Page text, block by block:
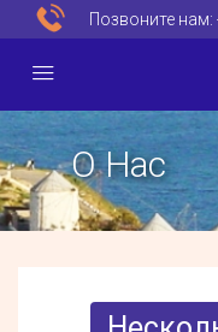
Позвоните нам:
О Нас